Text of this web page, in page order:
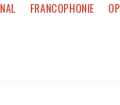
FRANCOPHONIE